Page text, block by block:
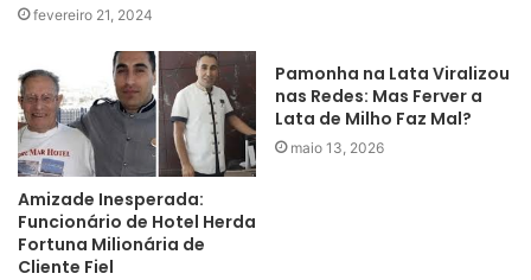
fevereiro 21, 2024
Amizade Inesperada:
Funcionário de Hotel Herda
Fortuna Milionária de
Cliente Fiel
Pamonha na Lata Viralizou
nas Redes: Mas Ferver a
Lata de Milho Faz Mal?
maio 13, 2026